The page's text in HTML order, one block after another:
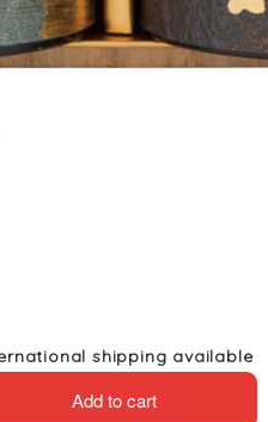
shipping available
Add to cart